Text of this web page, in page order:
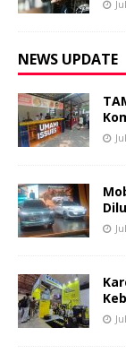
NEWS UPDATE